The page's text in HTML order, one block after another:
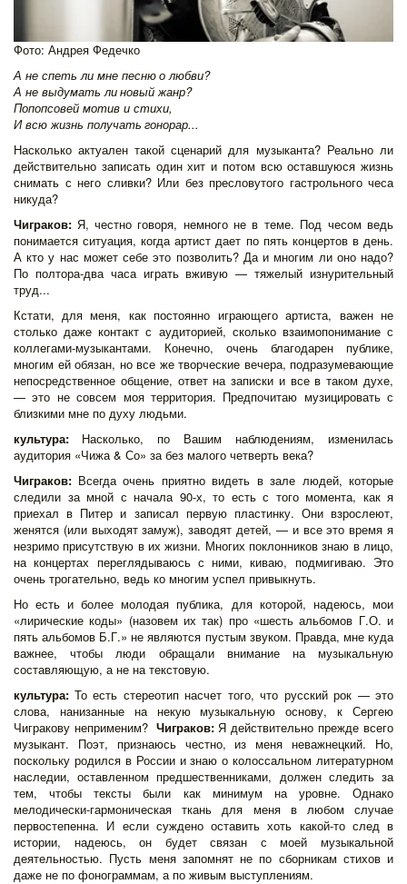
Фото: Андрея Федечко
А не спеть ли мне песнюо любви?
А не выдумать линовый жанр?
Попопсовей мотив и стихи,
И всю жизнь получать гонорар...
Насколько актуален такой сценарий для музыканта? Реально ли
действительно записать один хит и потом всю оставшуюся жизнь
снимать с него сливки? Или без пресловутого гастрольного чеса
никуда?
Чиграков:Я, честно говоря, немного не в теме. Под чесом ведь
понимается ситуация, когда артист дает по пять концертов в день.
А кто у нас может себе это позволить? Да и многим ли оно надо?
По полтора-два часа играть вживую — тяжелый изнурительный
труд...
Кстати, для меня, как постоянно играющего артиста, важен не
столько даже контакт с аудиторией, сколько взаимопонимание с
коллегами-музыкантами. Конечно, очень благодарен публике,
многим ей обязан, но все же творческие вечера, подразумевающие
непосредственное общение, ответ на записки и все в таком духе,
— это не совсем моя территория. Предпочитаю музицировать с
близкими мне по духу людьми.
культура:Насколько, по Вашим наблюдениям, изменилась
аудитория «Чижа & Со» за без малого четверть века?
Чиграков:Всегда очень приятно видеть в зале людей, которые
следили за мной с начала 90-х, то есть с того момента, как я
приехал в Питер и записал первую пластинку. Они взрослеют,
женятся (или выходят замуж), заводят детей, — и все это время я
незримо присутствую в их жизни. Многих поклонников знаю в лицо,
на концертах переглядываюсь с ними, киваю, подмигиваю. Это
очень трогательно, ведь ко многим успел привыкнуть.
Но есть и более молодая публика, для которой, надеюсь, мои
«лирические коды» (назовем их так) про «шесть альбомов Г.О. и
пять альбомов Б.Г.» не являются пустым звуком. Правда, мне куда
важнее, чтобы люди обращали внимание на музыкальную
составляющую, а не на текстовую.
культура:То есть стереотип насчет того, что русский рок — это
слова, нанизанные на некую музыкальную основу, к Сергею
Чигракову неприменим?Чиграков:Я действительно прежде всего
музыкант. Поэт, признаюсь честно, из меня неважнецкий. Но,
поскольку родился в России и знаю о колоссальном литературном
наследии, оставленном предшественниками, должен следить за
тем, чтобы тексты были как минимум на уровне. Однако
мелодически-гармоническая ткань для меня в любом случае
первостепенна. И если суждено оставить хоть какой-то след в
истории, надеюсь, он будет связан с моей музыкальной
деятельностью. Пусть меня запомнят не по сборникам стихов и
даже не по фонограммам, а по живым выступлениям.